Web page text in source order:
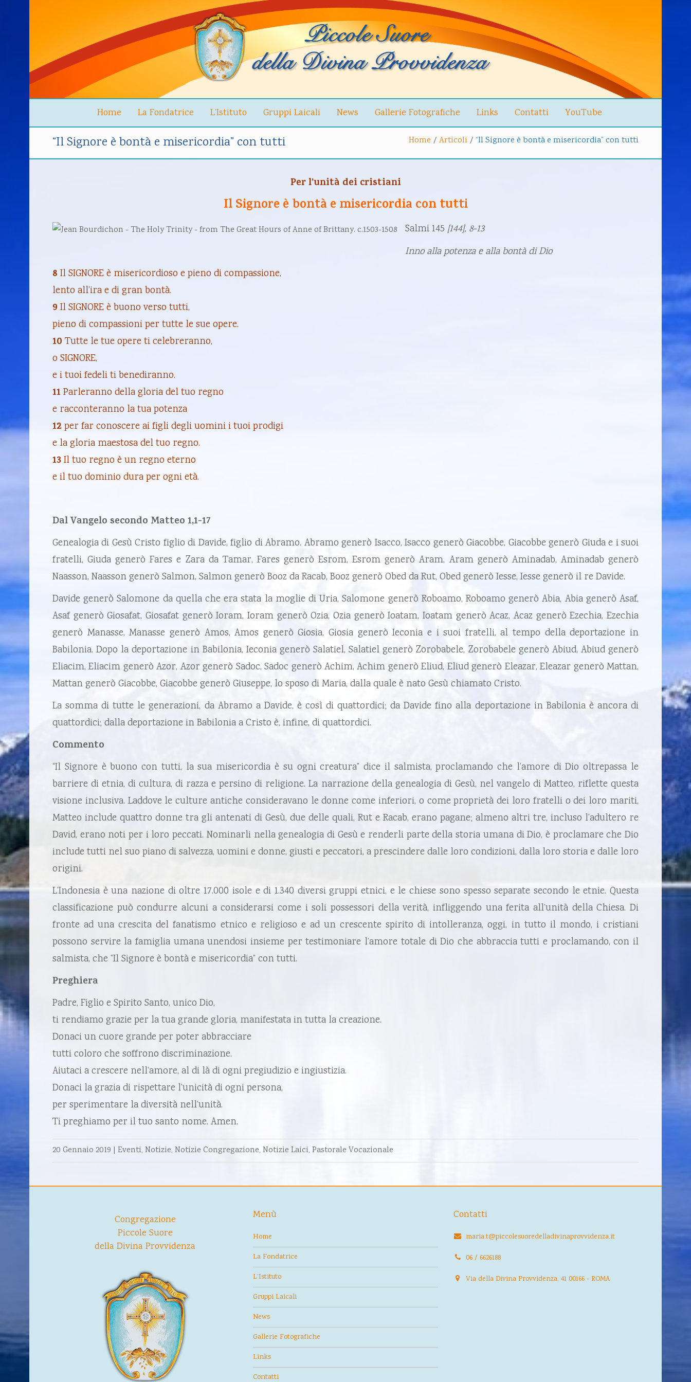
Home La Fondatrice L’Istituto Gruppi Laicali News Gallerie Fotografiche Links Contatti YouTube
“Il Signore è bontà e misericordia” con tutti Home / Articoli / “Il Signore è bontà e misericordia” con tutti
Per l’unità dei cristiani
Il Signore è bontà e misericordia con tutti
Salmi 145 [144], 8-13
Inno alla potenza e alla bontà di Dio
8 Il SIGNORE è misericordioso e pieno di compassione,
lento all’ira e di gran bontà.
9 Il SIGNORE è buono verso tutti,
pieno di compassioni per tutte le sue opere.
10 Tutte le tue opere ti celebreranno,
o SIGNORE,
e i tuoi fedeli ti benediranno.
11Parleranno della gloria del tuo regno
e racconteranno la tua potenza
12 per far conoscere ai figli degli uomini i tuoi prodigi
e la gloria maestosa del tuo regno.
13Il tuo regno è un regno eterno
e il tuo dominio dura per ogni età.
Dal Vangelo secondo Matteo 1,1-17
Genealogia di Gesù Cristo figlio di Davide, figlio di Abramo. Abramo generò Isacco, Isacco generò Giacobbe, Giacobbe generò Giuda e i suoi
fratelli, Giuda generò Fares e Zara da Tamar, Fares generò Esrom, Esrom generò Aram, Aram generò Aminadab, Aminadab generò
Naasson, Naasson generò Salmon, Salmon generò Booz da Racab, Booz generò Obed da Rut, Obed generò Iesse, Iesse generò il re Davide.
Davide generò Salomone da quella che era stata la moglie di Uria, Salomone generò Roboamo, Roboamo generò Abia, Abia generò Asaf,
Asaf generò Giosafat, Giosafat generò Ioram, Ioram generò Ozia, Ozia generò Ioatam, Ioatam generò Acaz, Acaz generò Ezechia, Ezechia
generò Manasse, Manasse generò Amos, Amos generò Giosia, Giosia generò Ieconia e i suoi fratelli, al tempo della deportazione in
Babilonia. Dopo la deportazione in Babilonia, Ieconia generò Salatiel, Salatiel generò Zorobabele, Zorobabele generò Abiud, Abiud generò
Eliacim, Eliacim generò Azor, Azor generò Sadoc, Sadoc generò Achim, Achim generò Eliud, Eliud generò Eleazar, Eleazar generò Mattan,
Mattan generò Giacobbe, Giacobbe generò Giuseppe, lo sposo di Maria, dalla quale è nato Gesù chiamato Cristo.
La somma di tutte le generazioni, da Abramo a Davide, è così di quattordici; da Davide fino alla deportazione in Babilonia è ancora di
quattordici; dalla deportazione in Babilonia a Cristo è, infine, di quattordici.
Commento
“Il Signore è buono con tutti, la sua misericordia è su ogni creatura” dice il salmista, proclamando che l’amore di Dio oltrepassa le
barriere di etnia, di cultura, di razza e persino di religione. La narrazione della genealogia di Gesù, nel vangelo di Matteo, riflette questa
visione inclusiva. Laddove le culture antiche consideravano le donne come inferiori, o come proprietà dei loro fratelli o dei loro mariti,
Matteo include quattro donne tra gli antenati di Gesù, due delle quali, Rut e Racab, erano pagane; almeno altri tre, incluso l’adultero re
David, erano noti per i loro peccati. Nominarli nella genealogia di Gesù e renderli parte della storia umana di Dio, è proclamare che Dio
include tutti nel suo piano di salvezza, uomini e donne, giusti e peccatori, a prescindere dalle loro condizioni, dalla loro storia e dalle loro
origini.
L’Indonesia è una nazione di oltre 17.000 isole e di 1.340 diversi gruppi etnici, e le chiese sono spesso separate secondo le etnie. Questa
classificazione può condurre alcuni a considerarsi come i soli possessori della verità, infliggendo una ferita all’unità della Chiesa. Di
fronte ad una crescita del fanatismo etnico e religioso e ad un crescente spirito di intolleranza, oggi, in tutto il mondo, i cristiani
possono servire la famiglia umana unendosi insieme per testimoniare l’amore totale di Dio che abbraccia tutti e proclamando, con il
salmista, che “Il Signore è bontà e misericordia” con tutti.
Preghiera
Padre, Figlio e Spirito Santo, unico Dio,
ti rendiamo grazie per la tua grande gloria, manifestata in tutta la creazione.
Donaci un cuore grande per poter abbracciare
tutti coloro che soffrono discriminazione.
Aiutaci a crescere nell’amore, al di là di ogni pregiudizio e ingiustizia.
Donaci la grazia di rispettare l’unicità di ogni persona,
per sperimentare la diversità nell’unità.
Ti preghiamo per il tuo santo nome. Amen.
20 Gennaio 2019 | Eventi, Notizie, Notizie Congregazione, Notizie Laici, Pastorale Vocazionale
Congregazione
Piccole Suore
della Divina Provvidenza
Menù
Home
La Fondatrice
L’Istituto
Gruppi Laicali
News
Gallerie Fotografiche
Links
Contatti
Contatti
maria.t@piccolesuoredelladivinaprovvidenza.it
06 / 6626188
Via della Divina Provvidenza, 41 00166 - ROMA